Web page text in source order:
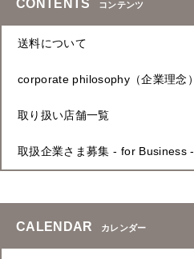
CONTENTS コンテンツ
送料について
corporate philosophy（企業理念）
取り扱い店舗一覧
取扱企業さま募集 - for Business -
CALENDAR カレンダー